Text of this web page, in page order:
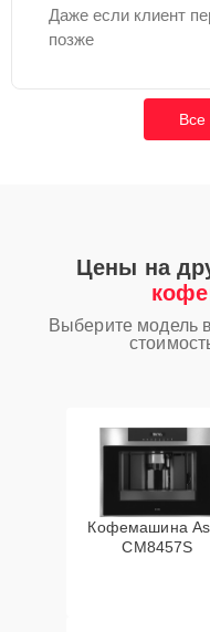
Даже если клиент
позже
Все
Цены на
Выберите модель
Кофемашина
CM8457S